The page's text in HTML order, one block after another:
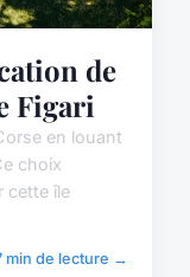
de
Figari
en louant
choix
cette île
min de lecture →